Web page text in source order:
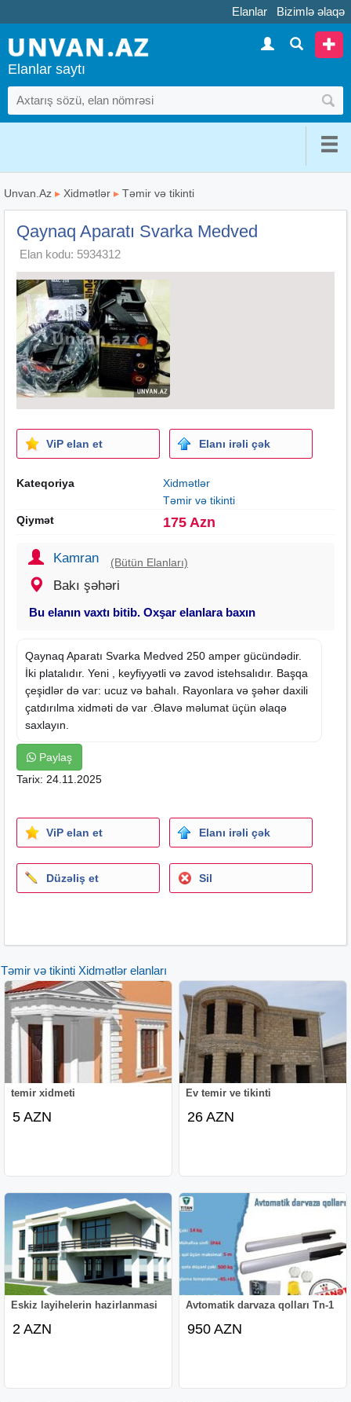
Elanlar Bizimlə əlaqə
Elanlar saytı
Unvan.Az ▸ Xidmətlər ▸ Təmir və tikinti
Qaynaq Aparatı Svarka Medved
Elan kodu: 5934312
ViP elan et Elanı irəli çək
Kateqoriya
Xidmətlər
Təmir və tikinti
Qiymət
175 Azn
Kamran (Bütün Elanları)
Bakı şəhəri
Bu elanın vaxtı bitib. Oxşar elanlara baxın
Qaynaq Aparatı Svarka Medved 250 amper gücündədir.
İki platalıdır. Yeni , keyfiyyətli və zavod istehsalıdır. Başqa
çeşidlər də var: ucuz və bahalı. Rayonlara və şəhər daxili
çatdırılma xidməti də var .Əlavə məlumat üçün əlaqə
saxlayın.
Paylaş
Tarix: 24.11.2025
ViP elan et Elanı irəli çək
Düzəliş et Sil
Təmir və tikinti Xidmətlər elanları
temir xidmeti
5 AZN
Ev temir ve tikinti
26 AZN
Eskiz layihelerin hazirlanmasi
2 AZN
Avtomatik darvaza qolları Tn-1
950 AZN